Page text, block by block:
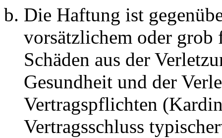
Die Haftung ist
vorsätzlichem oder grob
Schäden aus der
Gesundheit und der
Vertragspflichten
Vertragsschluss